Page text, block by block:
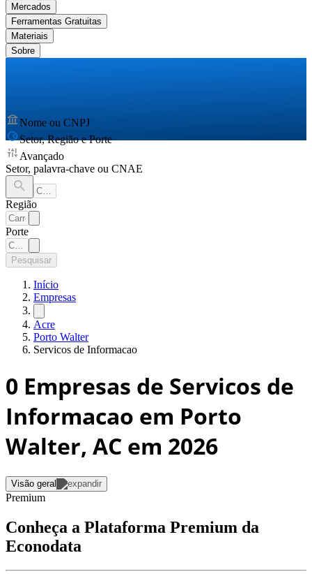
Mercados
Ferramentas Gratuitas
Materiais
Sobre
Nome ou CNPJ
Setor, Região e Porte
Avançado
Setor, palavra-chave ou CNAE
Região
Porte
Pesquisar
Início
Empresas
Acre
Porto Walter
Servicos de Informacao
0 Empresas de Servicos de
Informacao em Porto
Walter, AC em 2026
Visão geral
Premium
Conheça a Plataforma Premium da
Econodata